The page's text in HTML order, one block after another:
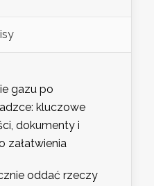
gazu po
kluczowe
dokumenty i
załatwienia
oddać rzeczy